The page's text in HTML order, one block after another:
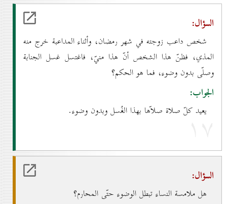
السؤال:
شخص داعب زوجته في شهر رمضان، وأثناء المداعبة خرج منه
المذي، فظنّ هذا الشخص أنّ هذا منيّ، فاغتسل غسل الجنابة
وصلّى بدون وضوء، فما هو الحكم؟
الجواب:
يعيد كلّ صلاة صلاّها بهذا الغُسل وبدون وضوء.
۱۷
السؤال:
هل ملامسة النساء تبطل الوضوء حتّى المحارم؟